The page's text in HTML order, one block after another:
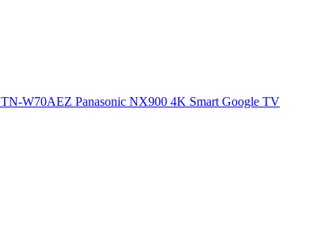
TN-W70AEZ Panasonic NX900 4K Smart Google TV